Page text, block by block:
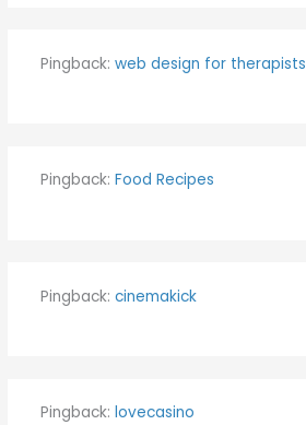
Pingback: web design for therapists
Pingback: Food Recipes
Pingback: cinemakick
Pingback: lovecasino